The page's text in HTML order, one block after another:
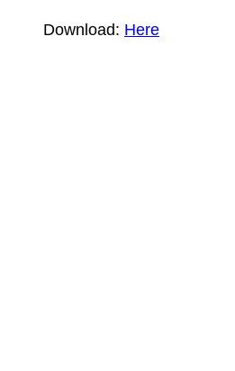
Download: Here